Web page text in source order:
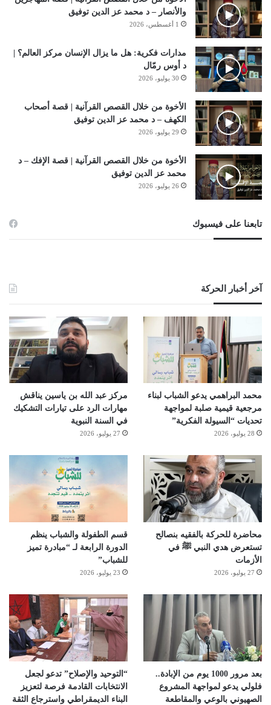
والأنصار – د محمد عز الدين توفيق
1 أغسطس، 2026
مدارات فكرية: هل ما يزال الإنسان مركز العالم؟ |
د أوس رمّال
30 يوليو، 2026
الأخوة من خلال القصص القرآنية | قصة أصحاب
الكهف – د محمد عز الدين توفيق
29 يوليو، 2026
الأخوة من خلال القصص القرآنية | قصة الإفك – د
محمد عز الدين توفيق
26 يوليو، 2026
تابعنا على فيسبوك
آخر أخبار الحركة
محمد البراهمي يدعو الشباب لبناء
مرجعية قيمية صلبة لمواجهة
تحديات “السيولة الفكرية”
28 يوليو، 2026
مركز عبد الله بن ياسين يناقش
مهارات الرد على تيارات التشكيك
في السنة النبوية
27 يوليو، 2026
محاضرة للحركة بالفقيه بنصالح
تستعرض هدي النبي ﷺ في
الأزمات
27 يوليو، 2026
قسم الطفولة والشباب ينظم
الدورة الرابعة لـ “مبادرة تميز
للشباب”
23 يوليو، 2026
بعد مرور 1000 يوم من الإبادة..
فلولي يدعو لمواجهة المشروع
الصهيوني بالوعي والمقاطعة
“التوحيد والإصلاح” تدعو لجعل
الانتخابات القادمة فرصة لتعزيز
البناء الديمقراطي واسترجاع الثقة